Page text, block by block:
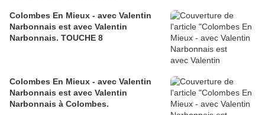
Colombes En Mieux - avec Valentin
Narbonnais est avec Valentin
Narbonnais. TOUCHE 8
Colombes En Mieux - avec Valentin
Narbonnais est avec Valentin
Narbonnais à Colombes.